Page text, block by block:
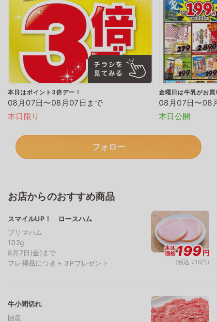
本日はポイント3倍デー！
08月07日〜08月07日まで
本日限り
金曜日は牛乳がお
08月07日〜08
本日公開
フォロー
お店からのおすすめ商品
スマイルUP！ ロースハム
プリマハム
102g
8月7日(金)まで
フレ得品につき＋３Pプレゼント
本体
価格199円
(税込 215円)
牛小間切れ
国産